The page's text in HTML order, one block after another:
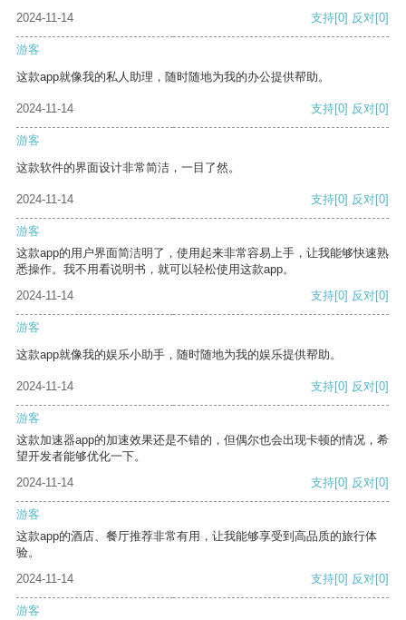
2024-11-14
支持[0] 反对[0]
游客
这款app就像我的私人助理，随时随地为我的办公提供帮助。
2024-11-14 支持[0] 反对[0]
游客
这款软件的界面设计非常简洁，一目了然。
2024-11-14 支持[0] 反对[0]
游客
这款app的用户界面简洁明了，使用起来非常容易上手，让我能够快速熟
悉操作。我不用看说明书，就可以轻松使用这款app。
2024-11-14
支持[0] 反对[0]
游客
这款app就像我的娱乐小助手，随时随地为我的娱乐提供帮助。
2024-11-14 支持[0] 反对[0]
游客
这款加速器app的加速效果还是不错的，但偶尔也会出现卡顿的情况，希
望开发者能够优化一下。
2024-11-14
支持[0] 反对[0]
游客
这款app的酒店、餐厅推荐非常有用，让我能够享受到高品质的旅行体
验。
2024-11-14
支持[0] 反对[0]
游客